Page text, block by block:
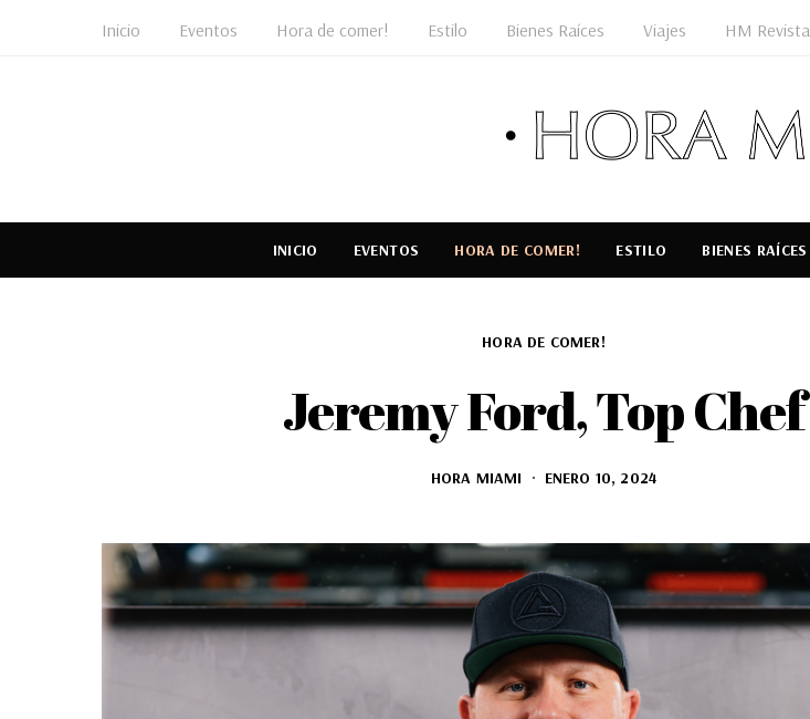
Inicio Eventos Hora de comer! Estilo Bienes Raíces Viajes HM Revista
INICIO EVENTOS HORA DE COMER! ESTILO BIENES RAÍCES
HORA DE COMER!
Jeremy Ford, Top Chef
HORA MIAMI ENERO 10, 2024